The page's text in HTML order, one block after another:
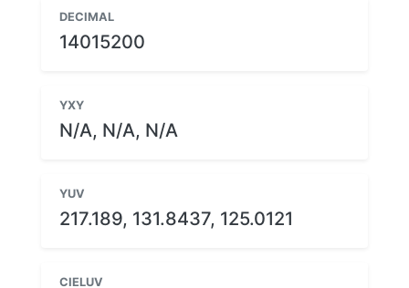
DECIMAL
14015200
YXY
N/A, N/A, N/A
YUV
217.189, 131.8437, 125.0121
CIELUV